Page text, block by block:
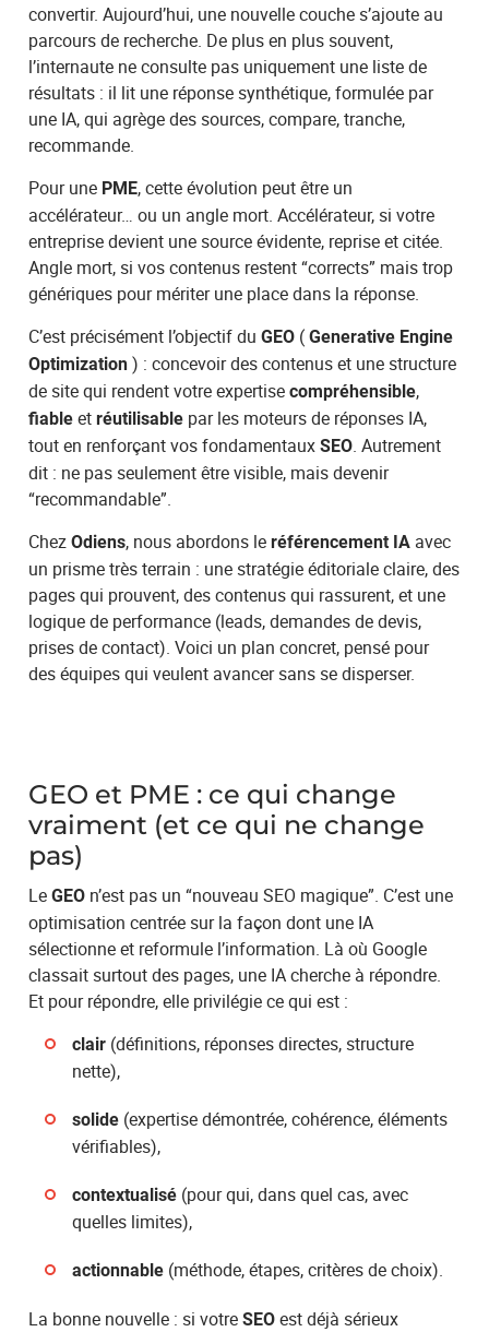
En soumettant ce formulaire, j'accepte que les informations saisies soient
exploitées afin de traiter ma demande. *
ENVOYER
convertir. Aujourd’hui, une nouvelle couche s’ajoute au
parcours de recherche. De plus en plus souvent,
l’internaute ne consulte pas uniquement une liste de
résultats : il lit une réponse synthétique, formulée par
une IA, qui agrège des sources, compare, tranche,
recommande.
Pour une PME, cette évolution peut être un
accélérateur… ou un angle mort. Accélérateur, si votre
entreprise devient une source évidente, reprise et citée.
Angle mort, si vos contenus restent “corrects” mais trop
génériques pour mériter une place dans la réponse.
C’est précisément l’objectif duGEO (Generative Engine
Optimization ) : concevoir des contenus et une structure
de site qui rendent votre expertisecompréhensible,
fiable etréutilisable par les moteurs de réponses IA,
tout en renforçant vos fondamentauxSEO. Autrement
dit : ne pas seulement être visible, mais devenir
“recommandable”.
ChezOdiens, nous abordons leréférencement IA avec
un prisme très terrain : une stratégie éditoriale claire, des
pages qui prouvent, des contenus qui rassurent, et une
logique de performance (leads, demandes de devis,
prises de contact). Voici un plan concret, pensé pour
des équipes qui veulent avancer sans se disperser.
GEO et PME : ce qui change
vraiment (et ce qui ne change
pas)
LeGEO n’est pas un “nouveau SEO magique”. C’est une
optimisation centrée sur la façon dont une IA
sélectionne et reformule l’information. Là où Google
classait surtout des pages, une IA cherche à répondre.
Et pour répondre, elle privilégie ce qui est :
clair (définitions, réponses directes, structure
nette),
solide (expertise démontrée, cohérence, éléments
vérifiables),
contextualisé (pour qui, dans quel cas, avec
quelles limites),
actionnable (méthode, étapes, critères de choix).
La bonne nouvelle : si votreSEO est déjà sérieux